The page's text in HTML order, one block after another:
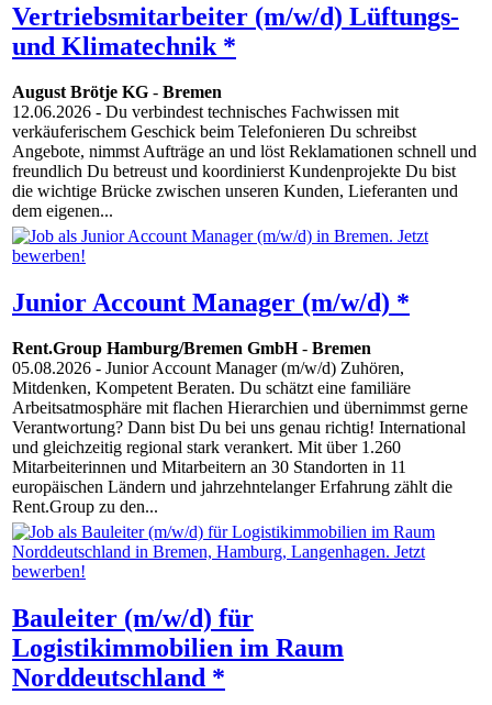
Vertriebsmitarbeiter (m/w/d) Lüftungs-
und Klimatechnik *
August Brötje KG - Bremen
12.06.2026 - Du verbindest technisches Fachwissen mit
verkäuferischem Geschick beim Telefonieren Du schreibst
Angebote, nimmst Aufträge an und löst Reklamationen schnell und
freundlich Du betreust und koordinierst Kundenprojekte Du bist
die wichtige Brücke zwischen unseren Kunden, Lieferanten und
dem eigenen...
Junior Account Manager (m/w/d) *
Rent.Group Hamburg/Bremen GmbH- Bremen
05.08.2026 - Junior Account Manager (m/w/d) Zuhören,
Mitdenken, Kompetent Beraten. Du schätzt eine familiäre
Arbeitsatmosphäre mit flachen Hierarchien und übernimmst gerne
Verantwortung? Dann bist Du bei uns genau richtig! International
und gleichzeitig regional stark verankert. Mit über 1.260
Mitarbeiterinnen und Mitarbeitern an 30 Standorten in 11
europäischen Ländern und jahrzehntelanger Erfahrung zählt die
Rent.Group zu den...
Bauleiter (m/w/d) für
Logistikimmobilien im Raum
Norddeutschland *